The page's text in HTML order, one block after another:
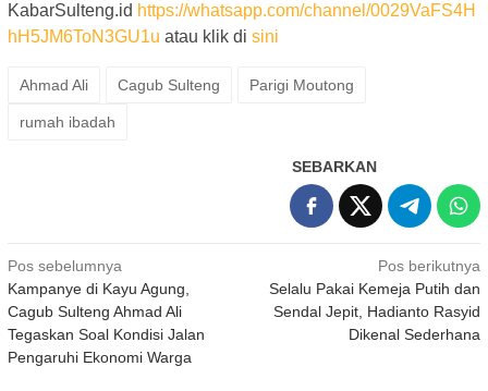
KabarSulteng.id https://whatsapp.com/channel/0029VaFS4H
hH5JM6ToN3GU1u atau klik di sini
Ahmad Ali Cagub Sulteng Parigi Moutong
rumah ibadah
SEBARKAN
Navigasi
pos
Pos sebelumnya
Kampanye di Kayu Agung,
Cagub Sulteng Ahmad Ali
Tegaskan Soal Kondisi Jalan
Pengaruhi Ekonomi Warga
Pos berikutnya
Selalu Pakai Kemeja Putih dan
Sendal Jepit, Hadianto Rasyid
Dikenal Sederhana